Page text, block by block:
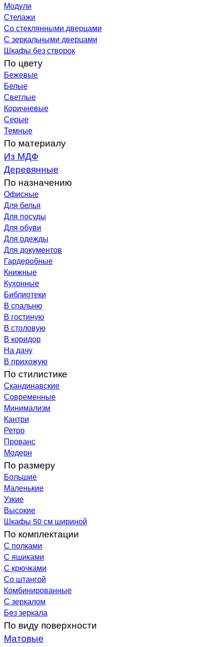
Модули
Стелажи
Со стеклянными дверцами
С зеркальными дверцами
Шкафы без створок
По цвету
Бежевые
Белые
Светлые
Коричневые
Серые
Темные
По материалу
Из МДФ
Деревянные
По назначению
Офисные
Для белья
Для посуды
Для обуви
Для одежды
Для документов
Гардеробные
Книжные
Кухонные
Библиотеки
В спальню
В гостиную
В столовую
В коридор
На дачу
В прихожую
По стилистике
Скандинавские
Современные
Минимализм
Кантри
Ретро
Прованс
Модерн
По размеру
Большие
Маленькие
Узкие
Высокие
Шкафы 50 см шириной
По комплектации
С полками
С ящиками
С крючками
Со штангой
Комбинированные
С зеркалом
Без зеркала
По виду поверхности
Матовые